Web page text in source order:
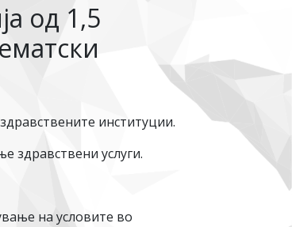
од 1,5
институции.
здравствени услуги.
на условите во